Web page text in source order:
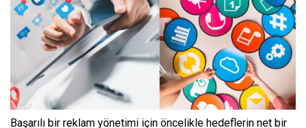
Başarılı bir reklam yönetimi için öncelikle hedeflerin net bir